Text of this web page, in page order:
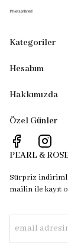
Kategoriler
Hesabım
Hakkımızda
Özel Günler
PEARL &
Sürpriz
mailin ile kayıt